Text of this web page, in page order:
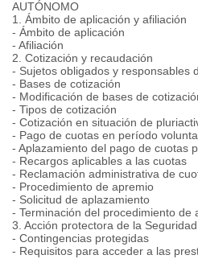
AUTÓNOMO
1. Ámbito de aplicación y afiliación
- Ámbito de aplicación
- Afiliación
2. Cotización y recaudación
- Sujetos obligados y responsables
- Bases de cotización
- Modificación de bases de
- Tipos de cotización
- Cotización en situación de
- Pago de cuotas en período
- Aplazamiento del pago de cuotas
- Recargos aplicables a las cuotas
- Reclamación administrativa de
- Procedimiento de apremio
- Solicitud de aplazamiento
- Terminación del procedimiento de
3. Acción protectora de la
- Contingencias protegidas
- Requisitos para acceder a las